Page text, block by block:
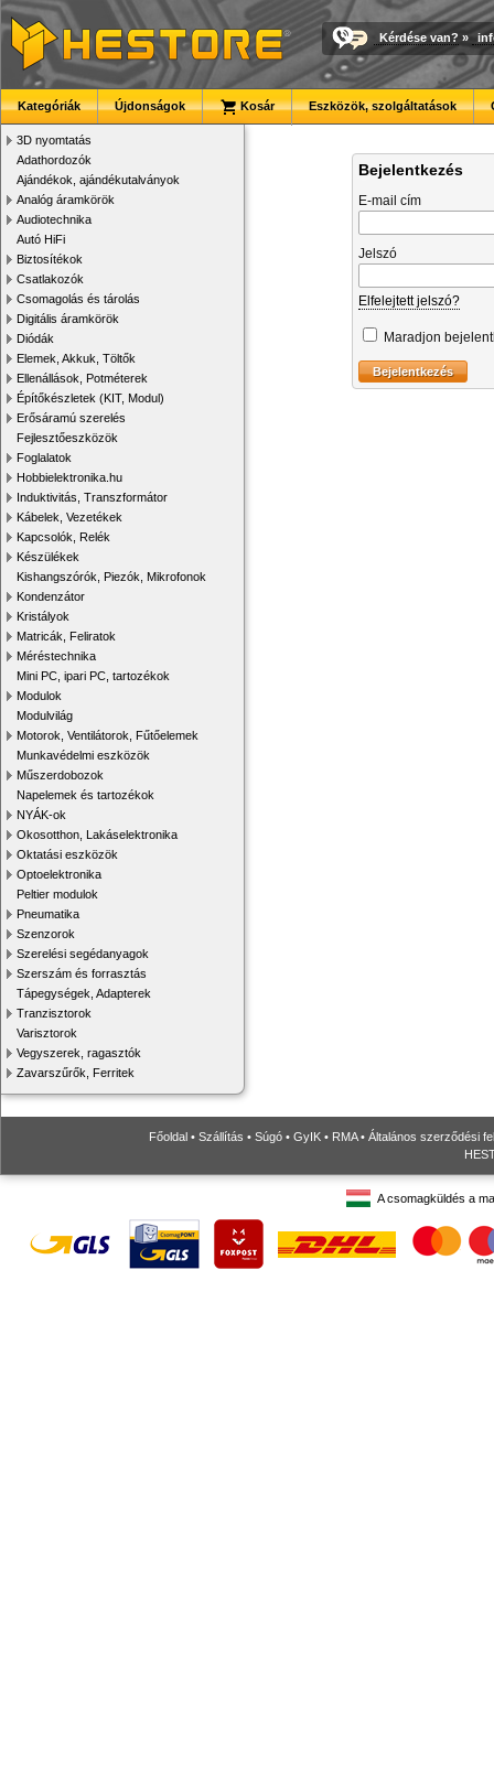
Kérdése van? »
Kategóriák Újdonságok Kosár Eszközök, szolgáltatások
3D nyomtatás
Adathordozók
Ajándékok, ajándékutalványok
Analóg áramkörök
Audiotechnika
Autó HiFi
Biztosítékok
Csatlakozók
Csomagolás és tárolás
Digitális áramkörök
Diódák
Elemek, Akkuk, Töltők
Ellenállások, Potméterek
Építőkészletek (KIT, Modul)
Erősáramú szerelés
Fejlesztőeszközök
Foglalatok
Hobbielektronika.hu
Induktivitás, Transzformátor
Kábelek, Vezetékek
Kapcsolók, Relék
Készülékek
Kishangszórók, Piezók, Mikrofonok
Kondenzátor
Kristályok
Matricák, Feliratok
Méréstechnika
Mini PC, ipari PC, tartozékok
Modulok
Modulvilág
Motorok, Ventilátorok, Fűtőelemek
Munkavédelmi eszközök
Műszerdobozok
Napelemek és tartozékok
NYÁK-ok
Okosotthon, Lakáselektronika
Oktatási eszközök
Optoelektronika
Peltier modulok
Pneumatika
Szenzorok
Szerelési segédanyagok
Szerszám és forrasztás
Tápegységek, Adapterek
Tranzisztorok
Varisztorok
Vegyszerek, ragasztók
Zavarszűrők, Ferritek
Bejelentkezés
E-mail cím
Jelszó
Elfelejtett jelszó?
Maradjon
Főoldal • Szállítás • Súgó • GyIK • RMA• Általános szerződési
A csomagküldés a